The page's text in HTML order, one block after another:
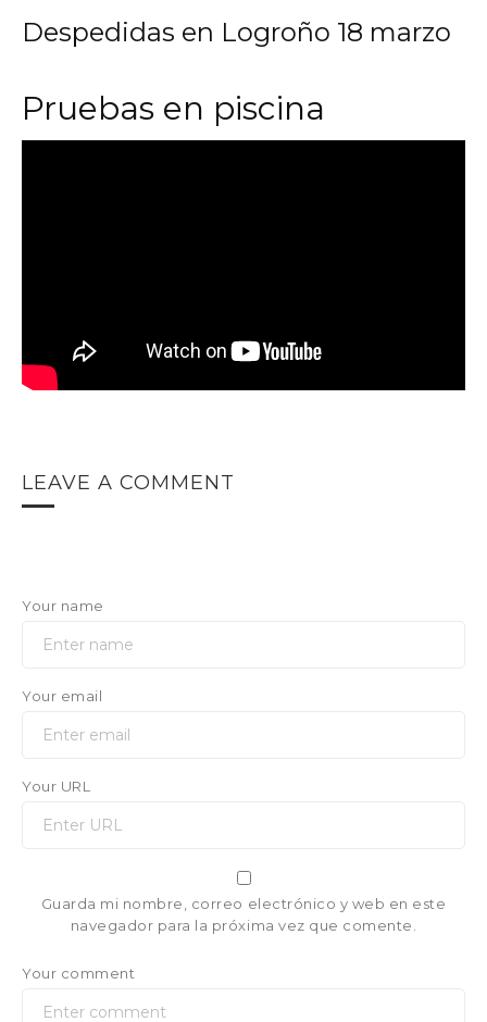
Despedidas en Logroño 18 marzo
Pruebas en piscina
LEAVE A COMMENT
Your name
Your email
Your URL
Guarda mi nombre, correo electrónico y web en este
navegador para la próxima vez que comente.
Your comment